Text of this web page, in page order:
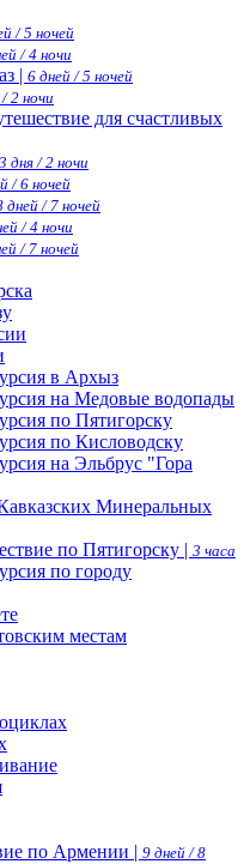
/ 5 ночей
/ 4 ночи
| 6 дней / 5 ночей
2 ночи
для счастливых
3 дня / 2 ночи
/ 6 ночей
дней / 7 ночей
/ 4 ночи
/ 7 ночей
в Архыз
на Медовые водопады
по Пятигорску
по Кисловодску
на Эльбрус "Гора
Минеральных
по Пятигорску | 3 часа
по городу
местам
по Армении | 9 дней / 8